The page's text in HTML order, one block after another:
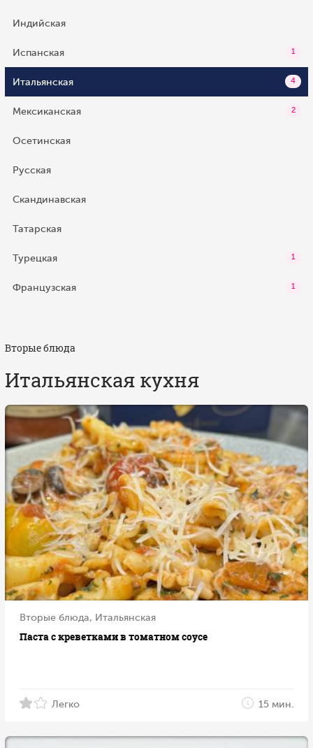
Индийская
Испанская 1
Итальянская 4
Мексиканская 2
Осетинская
Русская
Скандинавская
Татарская
Турецкая 1
Французская 1
Вторые блюда
Итальянская кухня
Вторые блюда, Итальянская
Паста с креветками в томатном соусе
Легко 15 мин.